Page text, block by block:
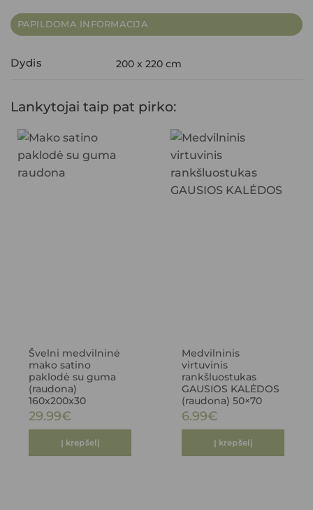
PAPILDOMA INFORMACIJA
Dydis 200 x 220 cm
Lankytojai taip pat pirko:
Švelni medvilninė
mako satino
paklodė su guma
(raudona)
160x200x30
29.99€
Į krepšelį
Medvilninis
virtuvinis
rankšluostukas
GAUSIOS KALĖDOS
(raudona) 50×70
6.99€
Į krepšelį